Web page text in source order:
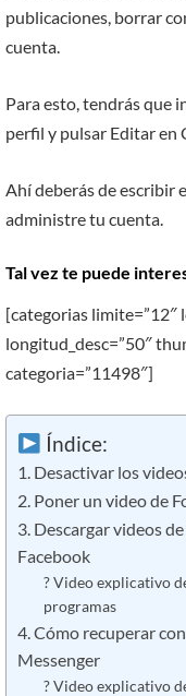
publicaciones, borrar
cuenta.
Para esto, tendrás que
perfil y pulsar Editar en
Ahí deberás de escribir
administre tu cuenta.
Tal vez te puede
[categorias
longitud_desc=”50″
categoria=”11498″]
Índice:
1. Desactivar los
2. Poner un video de
3. Descargar videos
Facebook
? Video explicativo
programas
4. Cómo recuperar
Messenger
? Video explicativo